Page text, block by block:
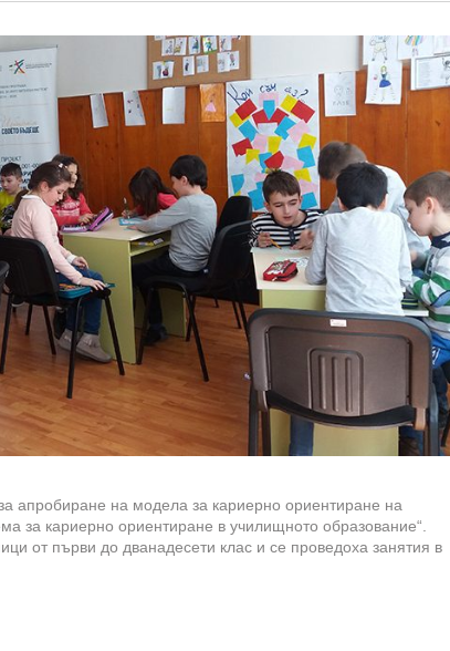
апробиране на модела за кариерно ориентиране на
за кариерно ориентиране в училищното образование“.
от първи до дванадесети клас и се проведоха занятия в